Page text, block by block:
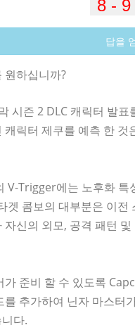
답을
원하십니까?
시즌 2 DLC 캐릭터 발
캐릭터 제쿠를 예측 한
V-Trigger에는 노후화 특
겟 콤보의 대부분은 이
자신의 외모, 공격 패턴
가 준비 할 수 있도록
를 추가하여 닌자 마스터
다.